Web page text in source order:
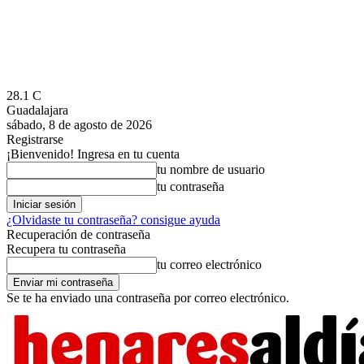
28.1 C
Guadalajara
sábado, 8 de agosto de 2026
Registrarse
¡Bienvenido! Ingresa en tu cuenta
tu nombre de usuario
tu contraseña
¿Olvidaste tu contraseña? consigue ayuda
Recuperación de contraseña
Recupera tu contraseña
tu correo electrónico
Se te ha enviado una contraseña por correo electrónico.